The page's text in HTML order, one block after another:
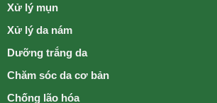
Xử lý mụn
Xử lý da nám
Dưỡng trắng da
Chăm sóc da cơ bản
Chống lão hóa